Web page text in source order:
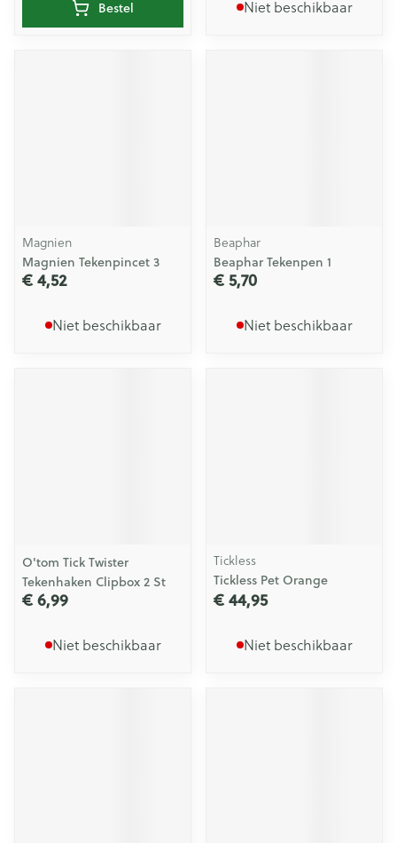
Bestel Niet beschikbaar
Magnien
Magnien Tekenpincet 3
€ 4,52
Niet beschikbaar
Beaphar
Beaphar Tekenpen 1
€ 5,70
Niet beschikbaar
O'tom Tick Twister
Tekenhaken Clipbox 2 St
€ 6,99
Niet beschikbaar
Tickless
Tickless Pet Orange
€ 44,95
Niet beschikbaar